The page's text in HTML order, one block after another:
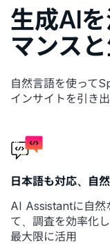
生成AI
マンス
自然言語を使って
インサイトを引き
日本語も対応、自
AI Assistantに自然
て、調査を効率化
最大限に活用